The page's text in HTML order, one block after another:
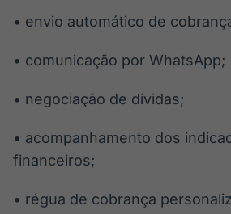
• envio automático de
• comunicação por WhatsApp;
• negociação de dívidas;
• acompanhamento dos
financeiros;
• régua de cobrança